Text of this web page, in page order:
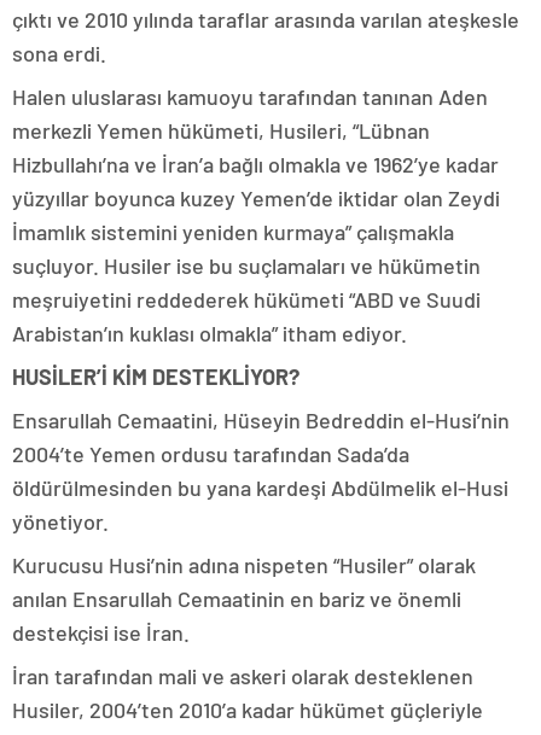
çıktı ve 2010 yılında taraflar arasında varılan ateşkesle
sona erdi.
Halen uluslarası kamuoyu tarafından tanınan Aden
merkezli Yemen hükümeti, Husileri, “Lübnan
Hizbullahı’na ve İran’a bağlı olmakla ve 1962’ye kadar
yüzyıllar boyunca kuzey Yemen’de iktidar olan Zeydi
İmamlık sistemini yeniden kurmaya” çalışmakla
suçluyor. Husiler ise bu suçlamaları ve hükümetin
meşruiyetini reddederek hükümeti “ABD ve Suudi
Arabistan’ın kuklası olmakla” itham ediyor.
HUSİLER’İ KİM DESTEKLİYOR?
Ensarullah Cemaatini, Hüseyin Bedreddin el-Husi’nin
2004’te Yemen ordusu tarafından Sada’da
öldürülmesinden bu yana kardeşi Abdülmelik el-Husi
yönetiyor.
Kurucusu Husi’nin adına nispeten “Husiler” olarak
anılan Ensarullah Cemaatinin en bariz ve önemli
destekçisi ise İran.
İran tarafından mali ve askeri olarak desteklenen
Husiler, 2004’ten 2010’a kadar hükümet güçleriyle